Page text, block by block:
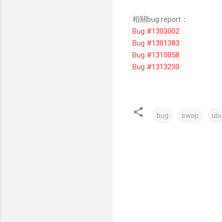
相關bug report：
Bug #1303002
Bug #1301383
Bug #1310058
Bug #1313230
bug swap